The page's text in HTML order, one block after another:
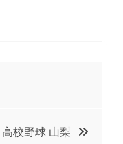
高校野球 山梨